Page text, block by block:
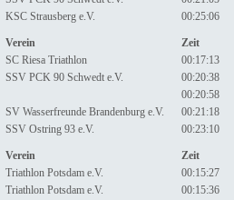
KSC Strausberg e.V. 00:25:06
Verein Zeit
SC Riesa Triathlon 00:17:13
SSV PCK 90 Schwedt e.V. 00:20:38
00:20:58
SV Wasserfreunde Brandenburg e.V. 00:21:18
SSV Ostring 93 e.V. 00:23:10
Verein Zeit
Triathlon Potsdam e.V. 00:15:27
Triathlon Potsdam e.V. 00:15:36